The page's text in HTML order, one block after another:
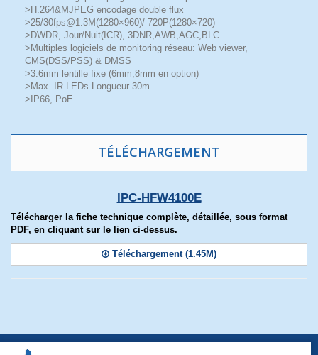
>H.264&MJPEG encodage double flux
>25/30fps@1.3M(1280×960)/ 720P(1280×720)
>DWDR, Jour/Nuit(ICR), 3DNR,AWB,AGC,BLC
>Multiples logiciels de monitoring réseau: Web viewer,
CMS(DSS/PSS) & DMSS
>3.6mm lentille fixe (6mm,8mm en option)
>Max. IR LEDs Longueur 30m
>IP66, PoE
TÉLÉCHARGEMENT
IPC-HFW4100E
Télécharger la fiche technique complète, détaillée, sous format
PDF, en cliquant sur le lien ci-dessus.
Téléchargement (1.45M)